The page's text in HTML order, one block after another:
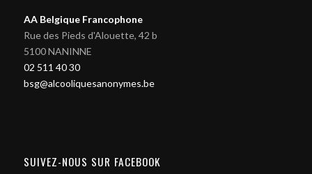
AA Belgique Francophone
Rue des Pieds d'Alouette, 42 b
5100 NANINNE
02 511 40 30
bsg@alcooliquesanonymes.be
SUIVEZ-NOUS SUR FACEBOOK